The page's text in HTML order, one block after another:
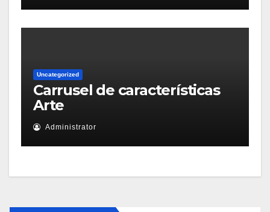
Uncategorized
Carrusel de características
Arte
Administrator